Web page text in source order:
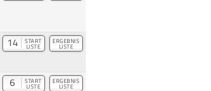
14 START
LISTE
ERGEBNIS
LISTE
6 START
LISTE
ERGEBNIS
LISTE